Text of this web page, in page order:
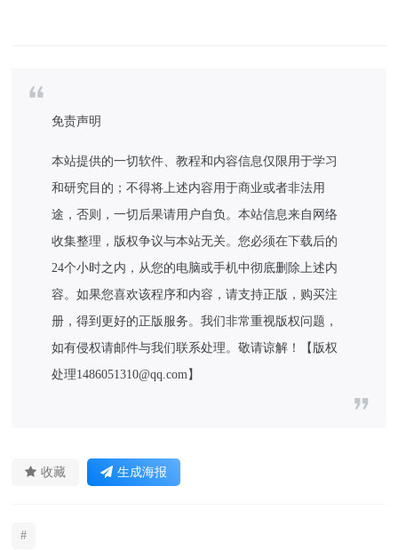
免责声明
本站提供的一切软件、教程和内容信息仅限用于学习
和研究目的；不得将上述内容用于商业或者非法用
途，否则，一切后果请用户自负。本站信息来自网络
收集整理，版权争议与本站无关。您必须在下载后的
24个小时之内，从您的电脑或手机中彻底删除上述内
容。如果您喜欢该程序和内容，请支持正版，购买注
册，得到更好的正版服务。我们非常重视版权问题，
如有侵权请邮件与我们联系处理。敬请谅解！【版权
处理1486051310@qq.com】
收藏 生成海报
#